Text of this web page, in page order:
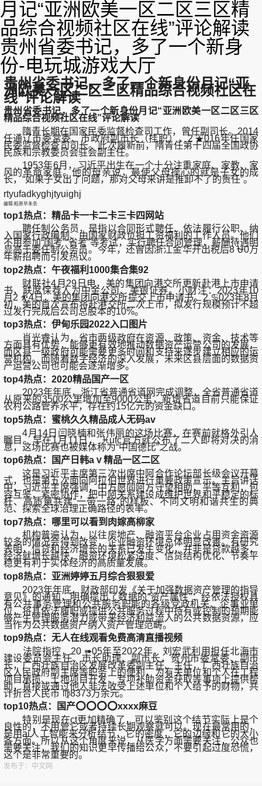
月记“亚洲欧美一区二区三区精
品综合视频社区在线”评论解读
贵州省委书记，多了一个新身
份-电玩城游戏大厅
贵州省委书记，多了一个新身份月记“亚
洲欧美一区二区三区精品综合视频社区在
线”评论解读
贵州省委书记，多了一个新身份月记“亚洲欧美一区二区三区
精品综合视频社区在线”评论解读
隋青长期在国家民委监督检查司工作，曾任副司长。2014
任通辽市委常委、市政府副市长（挂职），2 ⛲016年任国家
民委监督检查司司长。此次履新前，隋青任第十四届全国政协
民族和宗教委员会驻会副主任。
1953年6月，习近平出生在一个十分注重家庭、家教、家
风的革命家庭。他的母亲说，最使父母操心的就是子女的成
长，“如果子女出了问题，那对父母来讲是推卸不了的责任”。
rtyufadkyghjtyuighj
编辑:柏原早未衣
top1热点：精品卡一卡二卡三卡四网站
聘任制公务员，是指以合同形式聘任、依法履行公职、纳
入国家行政编制、由国家财政负担工资福利的工作人员。他们
不用参加“国考”“省考”等考试，实行聘任合同管理，薪酬待遇明
显高于委任制公务员。今年，还曾因浙江金华开出税后8 ⛎0万
年薪招聘而引发热议。
top2热点：午夜福利1000集合集92
财联社4月29日电，美的集团向港交所更新赴港上市申请
书，联席保荐人为中金公司、美银证券。小财注：2023年10
月2 ⛹4日，美的集团向港交所提交上市申请书。2 ♋023年8月
初，美的首次宣布将赴港交所二次上市，拟发行规模预计不超
过发行完成后公司总股本的10%。
top3热点：伊甸乐园2022入口图片
肖光睿认为，省市两级政府在资源、政策、资金、技术等
方面具有优势，能够更有效地推动数据资产运营公司的发展，
而区县一级政府可能需要更多时间和支持来逐步建立相应的运
营机构。而随着数字经济的深入发展，未来区县层面的数据资
产运营公司也可能会逐渐增多。
top4热点：2020精品国产一区
2023年年底，浙江省普通省道网完成调整，全省普通省道
从原来的3500公里增加至9000公里，新增省道目前只能保证
农村公路管养水平，存在约15亿元的资金缺口。
top5热点：蜜桃久久精品成人无码av
4月14日闫晓楠和张伟丽的这场比赛，在赛前就格外引人
瞩目。早在1月11日， ♓ufc官方就公布了二人即将对决的消
息，这场比赛也被媒体称为“中国德比”之战。
top6热点：国产日韩aⅴ精品一区二区
这是习近平主席第三次出席中阿合作论坛部长级会议开幕
式，也是第五次面向阿拉伯世界进行重要政策宣示。主旨讲话
中，习近平主席强调，中方愿同阿方守望相助，平等互利，包
容互鉴，紧密协作，把中阿关系建设成维护世界和平稳定的标
杆、高质量共建“一带一路”的样板、不同文明和谐共生的典
范、探索全球治理正确路径的表率。
top7热点：哪里可以看到肉嫁高柳家
机构普遍认为，以往房地产、融资平台企业占用资金资源
较多的情况会得到改变，企业融资环境总体明显改善。有研究
表明，信贷和经济增长的关系已发生变化，并非是贷款越多，
经济就增长越快，融资环境松紧适度、信贷结构优化、节奏平
稳更有利于实体经济的高质量发展。
top8热点：亚洲婷婷五月综合狠狠爱
2023年年底，财政部印发《关于加强数据资产管理的指导
意见》的通知，明确提出了数据的“资产属性”：经依法授权具
有公共事务管理和公共服务职能的各级党政机关、企事业单
位，将其依法履职或提供公共服务过程中持有或控制的预期能
够产生管理服务潜力或带来经济利益流入的公共数据资源，应
当作为公共数据资产纳入资产管理范畴。
top9热点：无人在线观看免费高清直播视频
法院指控，20 ➠05年至2022年，刘宏武利用担任北海市
建设委员会主任、市长助理、副市长，贺州市委常委、副市
长，广西壮族自治区发展改革委副主任、主任，广西壮族自治
区人民政府副主席等职务上的便利，为有关单位和个人在工程
项目承揽、土地项目开发、专项补助资金获取等事项上提供帮
助，直接或通过他人非法收受上述单位和个人给予的财物，共
计折合人民币 ♍8373万余元。
top10热点：国产⭕⭕⭕⭕xxxx麻豆
特别是现在ct更加精确了，可以鉴别这个结节实际上是个
良性的，不用管它或者持续长期观察就可以。现在最常用的，
是用ai人工智能来分析结节，它的密度，它的边缘和它的大小
各方面。所以从这个角度来说，从医学方面需要关注，公众也
需要关注，我们的知识更早传播给公众，不要引起过度恐慌，
这个是非常重要的。
发布于：中文网